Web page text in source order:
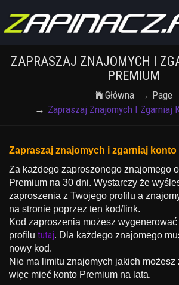
ZAPRASZAJ ZNAJOMYCH I
PREMIUM
Główna
Page
Zapraszaj Znajomych I Zgarniaj
Zapraszaj znajomych i zgarniaj konto
Za każdego zaproszonego znajomego
Premium na 30 dni. Wystarczy że
zaproszenia z Twojego profilu a
na stronie poprzez ten kod/link.
Kod zaproszenia możesz
profilu tutaj. Dla każdego znajomego
nowy kod.
Nie ma limitu znajomych jakich możesz
więc mieć konto Premium na lata.